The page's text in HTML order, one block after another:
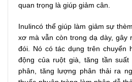
quan trọng là giúp giảm cân.
Inulincó thể giúp làm giảm sự
xơ mà vẫn còn trong dạ dày, gây
đói. Nó có tác dụng trên chuyển
động của ruột già, tăng tần
phân, tăng lượng phân thải ra